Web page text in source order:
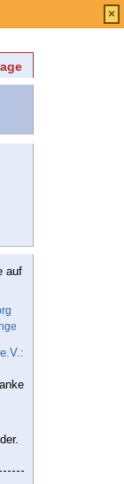
auf
×